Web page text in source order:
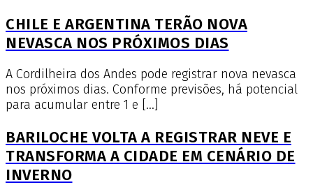
CHILE E ARGENTINA TERÃO NOVA
NEVASCA NOS PRÓXIMOS DIAS
A Cordilheira dos Andes pode registrar nova nevasca
nos próximos dias. Conforme previsões, há potencial
para acumular entre 1 e […]
BARILOCHE VOLTA A REGISTRAR NEVE E
TRANSFORMA A CIDADE EM CENÁRIO DE
INVERNO